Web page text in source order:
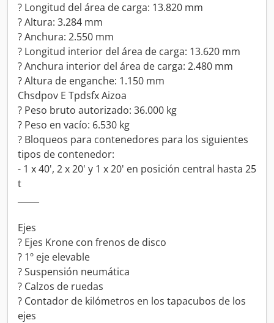
? Longitud del área de carga: 13.820 mm
? Altura: 3.284 mm
? Anchura: 2.550 mm
? Longitud interior del área de carga: 13.620 mm
? Anchura interior del área de carga: 2.480 mm
? Altura de enganche: 1.150 mm
Chsdpov E Tpdsfx Aizoa
? Peso bruto autorizado: 36.000 kg
? Peso en vacío: 6.530 kg
? Bloqueos para contenedores para los siguientes
tipos de contenedor:
- 1 x 40', 2 x 20' y 1 x 20' en posición central hasta 25
t
Ejes
? Ejes Krone con frenos de disco
? 1º eje elevable
? Suspensión neumática
? Calzos de ruedas
? Contador de kilómetros en los tapacubos de los
ejes